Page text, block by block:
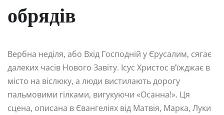
обрядів
Вербна неділя, або Вхід Господній у Єрусалим, сягає
далеких часів Нового Завіту. Ісус Христос в’їжджає в
місто на віслюку, а люди вистилають дорогу
пальмовими гілками, вигукуючи «Осанна!». Ця
сцена, описана в Євангеліях від Матвія, Марка, Луки